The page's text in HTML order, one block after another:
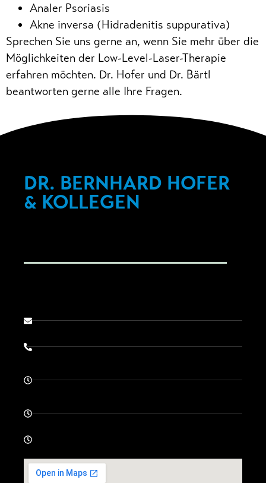
Analer Psoriasis
Akne inversa (Hidradenitis suppurativa)
Sprechen Sie uns gerne an, wenn Sie mehr über die
Möglichkeiten der Low-Level-Laser-Therapie
erfahren möchten. Dr. Hofer und Dr. Bärtl
beantworten gerne alle Ihre Fragen.
DR. BERNHARD HOFER
& KOLLEGEN
info@darmsprechstunde.de
0049-89-292679
Freitag 08.00 - 13.00